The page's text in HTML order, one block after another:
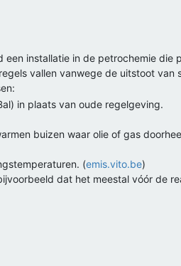
installatie in de petrochemie die
vallen vanwege de uitstoot van
in plaats van oude regelgeving.
buizen waar olie of gas
(emis.vito.be)
dat het meestal vóór de